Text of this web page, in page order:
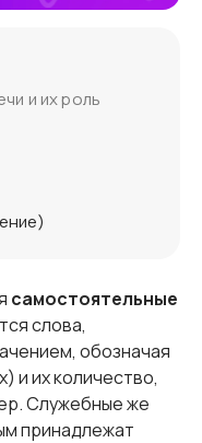
и их роль
самостоятельные
слова,
обозначая
и их количество,
Служебные же
принадлежат